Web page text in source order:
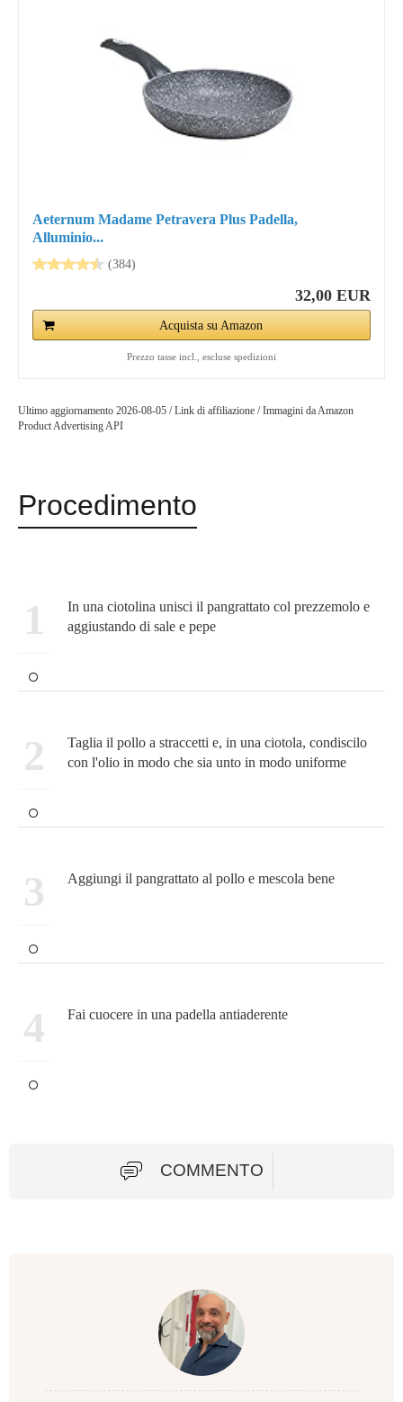
Aeternum Madame Petravera Plus Padella,
Alluminio...
(384)
32,00 EUR
Acquista su Amazon
Prezzo tasse incl., escluse spedizioni
Ultimo aggiornamento 2026-08-05 / Link di affiliazione / Immagini da Amazon
Product Advertising API
Procedimento
1
In una ciotolina unisci il pangrattato col prezzemolo e
aggiustando di sale e pepe
2
Taglia il pollo a straccetti e, in una ciotola, condiscilo
con l'olio in modo che sia unto in modo uniforme
3 Aggiungi il pangrattato al pollo e mescola bene
4 Fai cuocere in una padella antiaderente
COMMENTO